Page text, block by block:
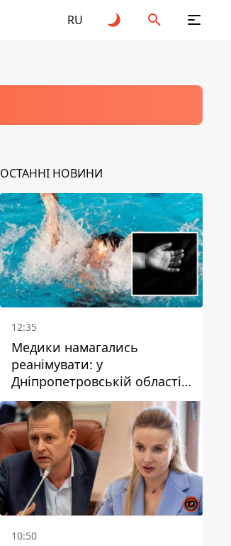
RU
ОСТАННІ НОВИНИ
12:35
Медики намагались
реанімувати: у
Дніпропетровській області
дворічний хлопчик потонув
у басейні
10:50